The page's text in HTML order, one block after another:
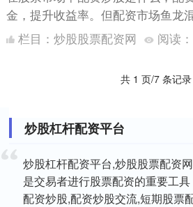
金，提升收益率。但配资市场鱼龙
配资平台至关重要。 * **放大资金
的....
栏目： 炒股股票配资网 阅读：
共 1 页/7 条记录
炒股杠杆配资平台
炒股杠杆配资平台,炒股股票配资
是交易者进行股票配资的重要工
配资炒股,配资炒股交流,短期股票